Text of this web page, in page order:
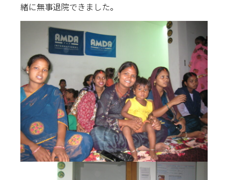
緒に無事退院できました。